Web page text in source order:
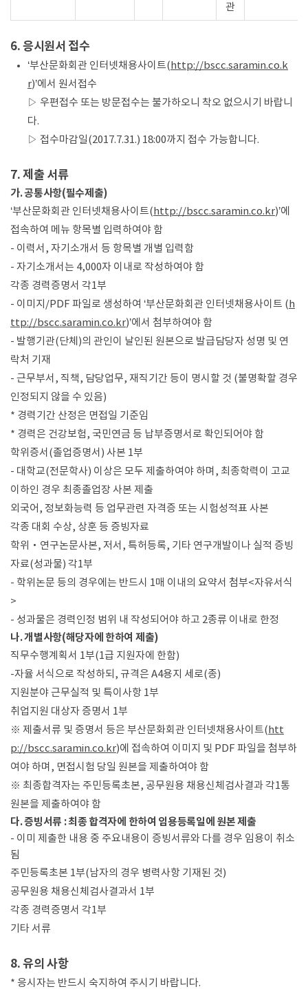
관
6. 응시원서 접수
‘부산문화회관 인터넷채용사이트( http://bscc.saramin.co.k
r)’에서 원서접수
▷ 우편접수 또는 방문접수는 불가하오니 착오 없으시기 바랍니
다.
▷ 접수마감일(2017.7.31.) 18:00까지 접수 가능합니다.
7. 제출 서류
가. 공통사항(필수제출)
‘부산문화회관 인터넷채용사이트( http://bscc.saramin.co.kr)’에
접속하여 메뉴 항목별 입력하여야 함
- 이력서, 자기소개서 등 항목별 개별 입력함
- 자기소개서는 4,000자 이내로 작성하여야 함
각종 경력증명서 각1부
- 이미지/PDF 파일로 생성하여 ‘부산문화회관 인터넷채용사이트 ( h
ttp://bscc.saramin.co.kr)’에서 첨부하여야 함
- 발행기관(단체)의 관인이 날인된 원본으로 발급담당자 성명 및 연
락처 기재
- 근무부서, 직책, 담당업무, 재직기간 등이 명시할 것 (불명확할 경우
인정되지 않을 수 있음)
* 경력기간 산정은 면접일 기준임
* 경력은 건강보험, 국민연금 등 납부증명서로 확인되어야 함
학위증서(졸업증명서) 사본 1부
- 대학교(전문학사) 이상은 모두 제출하여야 하며, 최종학력이 고교
이하인 경우 최종졸업장 사본 제출
외국어, 정보화능력 등 업무관련 자격증 또는 시험성적표 사본
각종 대회 수상, 상훈 등 증빙자료
학위‧연구논문사본, 저서, 특허등록, 기타 연구개발이나 실적 증빙
자료(성과물) 각1부
- 학위논문 등의 경우에는 반드시 1매 이내의 요약서 첨부<자유서식
>
- 성과물은 경력인정 범위 내 작성되어야 하고 2종류 이내로 한정
나. 개별사항(해당자에 한하여 제출)
직무수행계획서 1부(1급 지원자에 한함)
-자율 서식으로 작성하되, 규격은 A4용지 세로(종)
지원분야 근무실적 및 특이사항 1부
취업지원 대상자 증명서 1부
※ 제출서류 및 증명서 등은 부산문화회관 인터넷채용사이트( htt
p://bscc.saramin.co.kr)에 접속하여 이미지 및 PDF 파일을 첨부하
여야 하며, 면접시험 당일 원본을 제출하여야 함
※ 최종합격자는 주민등록초본, 공무원용 채용신체검사결과 각1통
원본을 제출하여야 함
다. 증빙서류 : 최종 합격자에 한하여 임용등록일에 원본 제출
- 이미 제출한 내용 중 주요내용이 증빙서류와 다를 경우 임용이 취소
됨
주민등록초본 1부(남자의 경우 병력사항 기재된 것)
공무원용 채용신체검사결과서 1부
각종 경력증명서 각1부
기타 서류
8. 유의 사항
* 응시자는 반드시 숙지하여 주시기 바랍니다.